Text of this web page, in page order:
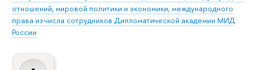
отношений, мировой политики и экономики, международного
права из числа сотрудников Дипломатической академии МИД
России